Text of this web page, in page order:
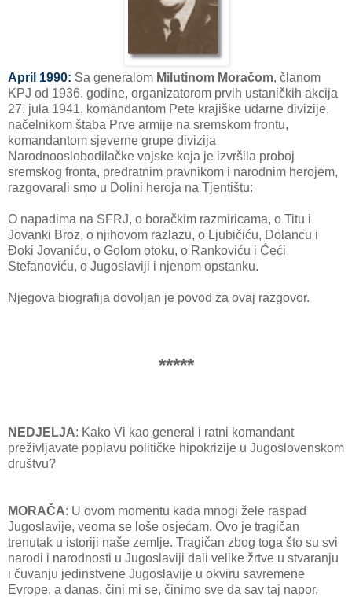
April 1990: Sa generalom Milutinom Moračom, članom
KPJ od 1936. godine, organizatorom prvih ustaničkih akcija
27. jula 1941, komandantom Pete krajiške udarne divizije,
načelnikom štaba Prve armije na sremskom frontu,
komandantom sjeverne grupe divizija
Narodnooslobodilačke vojske koja je izvršila proboj
sremskog fronta, predratnim pravnikom i narodnim herojem,
razgovarali smo u Dolini heroja na Tjentištu:
O napadima na SFRJ, o boračkim razmiricama, o Titu i
Jovanki Broz, o njihovom razlazu, o Ljubičiću, Dolancu i
Đoki Jovaniću, o Golom otoku, o Rankoviću i Ćeći
Stefanoviću, o Jugoslaviji i njenom opstanku.
Njegova biografija dovoljan je povod za ovaj razgovor.
*****
NEDJELJA: Kako Vi kao general i ratni komandant
preživljavate poplavu političke hipokrizije u Jugoslovenskom
društvu?
MORAČA: U ovom momentu kada mnogi žele raspad
Jugoslavije, veoma se loše osjećam. Ovo je tragičan
trenutak u istoriji naše zemlje. Tragičan zbog toga što su svi
narodi i narodnosti u Jugoslaviji dali velike žrtve u stvaranju
i čuvanju jedinstvene Jugoslavije u okviru savremene
Evrope, a danas, čini mi se, činimo sve da sav taj napor,